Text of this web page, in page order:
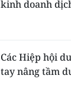
kinh doanh
Các Hiệp hội
tay nâng tầm